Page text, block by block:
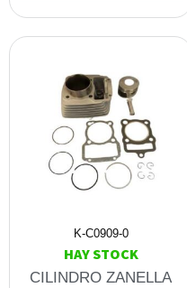
K-C0909-0
HAY STOCK
CILINDRO ZANELLA